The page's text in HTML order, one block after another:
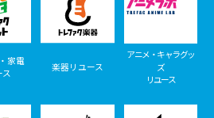
家電
ス
楽器リユース
アニメ・キャラグッ
ズ
リユース